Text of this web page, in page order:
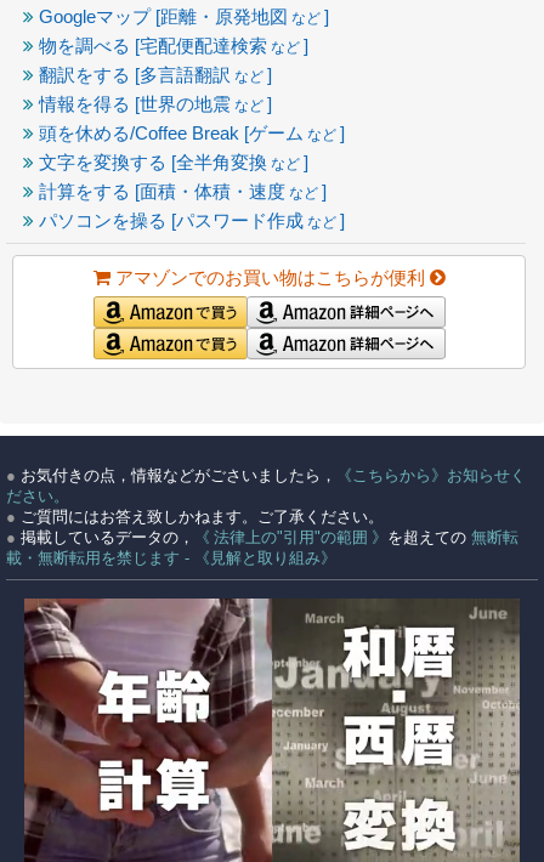
Googleマップ [距離・原発地図 など ]
物を調べる [宅配便配達検索 など ]
翻訳をする [多言語翻訳 など ]
情報を得る [世界の地震 など ]
頭を休める/Coffee Break [ゲーム など ]
文字を変換する [全半角変換 など ]
計算をする [面積・体積・速度 など ]
パソコンを操る [パスワード作成 など ]
アマゾンでのお買い物はこちらが便利
● お気付きの点，情報などがごさいましたら，
《こちらから》お知らせく
ださい。
● ご質問にはお答え致しかねます。ご了承ください。
● 掲載しているデータの， 《 法律上の"引用"の範囲 》 を超えての 無断転
載・無断転用を禁じます - 《見解と取り組み》